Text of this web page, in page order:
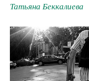
Татьяна Беккалиева